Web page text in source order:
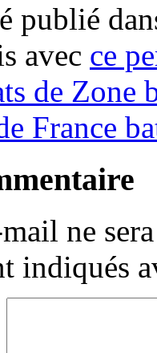
publié
avec ce
de Zone
France
ne
indiqués